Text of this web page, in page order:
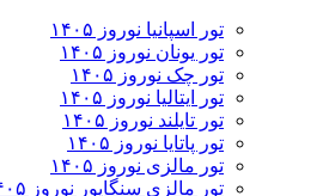
تور اسپانیا نوروز ۱۴۰۵
تور یونان نوروز ۱۴۰۵
تور چک نوروز ۱۴۰۵
تور ایتالیا نوروز ۱۴۰۵
تور تایلند نوروز ۱۴۰۵
تور پاتایا نوروز ۱۴۰۵
تور مالزی نوروز ۱۴۰۵
تور مالزی سنگاپور نوروز ۱۴۰۵